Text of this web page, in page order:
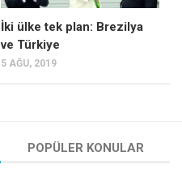
İki ülke tek plan: Brezilya
ve Türkiye
5 AĞU, 2019
POPÜLER KONULAR